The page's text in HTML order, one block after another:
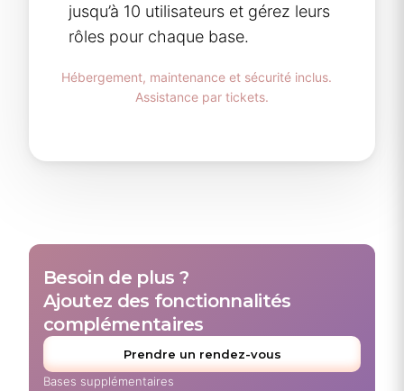
jusqu’à 10 utilisateurs et gérez leurs
rôles pour chaque base.
Hébergement, maintenance et sécurité inclus.
Assistance par tickets.
Besoin de plus ?
Ajoutez des fonctionnalités
complémentaires
Prendre un rendez-vous
Bases supplémentaires